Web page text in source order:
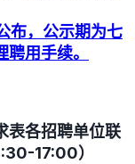
，公示期为七
用手续。
表各招聘单位联
17:00）